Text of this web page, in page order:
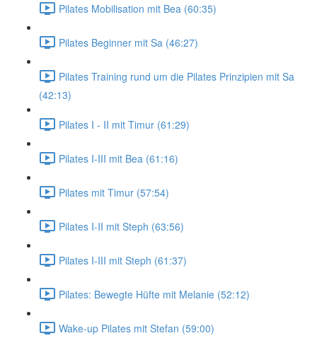
Pilates Mobilisation mit Bea (60:35)
Pilates Beginner mit Sa (46:27)
Pilates Training rund um die Pilates Prinzipien mit Sa
(42:13)
Pilates I - II mit Timur (61:29)
Pilates I-III mit Bea (61:16)
Pilates mit Timur (57:54)
Pilates I-II mit Steph (63:56)
Pilates I-III mit Steph (61:37)
Pilates: Bewegte Hüfte mit Melanie (52:12)
Wake-up Pilates mit Stefan (59:00)